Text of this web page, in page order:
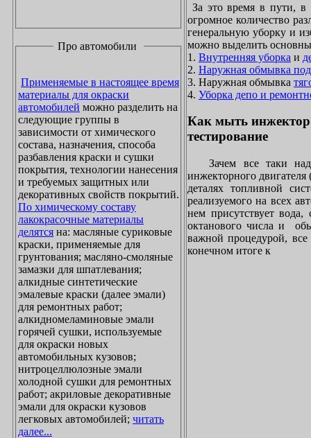
Про автомобили
Применяемые в настоящее время
материалы для окраски
автомобилей можно разделить на
следующие группы в
зависимости от химического
состава, назначения, способа
разбавления краски и сушки
покрытия, технологии нанесения
и требуемых защитных или
декоративных свойств покрытий.
По химическому составу
лакокрасочные материалы
делятся на: масляные суриковые
краски, применяемые для
грунтования; масляно-смоляные
замазки для шпатлевания;
алкидные синтетические
эмалевые краски (далее эмали)
для ремонтных работ;
алкидномеламиновые эмали
горячей сушки, используемые
для окраски новых
автомобильных кузовов;
нитроцеллюлозные эмали
холодной сушки для ремонтных
работ; акриловые декоративные
эмали для окраски кузовов
легковых автомобилей; читать
далее...
За это время в пути,
огромное количество
генеральную уборку и
можно выделить
1. Внутренняя уборка и
2. Наружная обмывка
3. Наружная обмывка
4. Уборка депо и
Как мыть
тестирование
Зачем все таки
инжекторного
деталях топливной
реализуемого на всех
нем присутствует
октанового числа и
важной процедурой, все
конечном итоге к